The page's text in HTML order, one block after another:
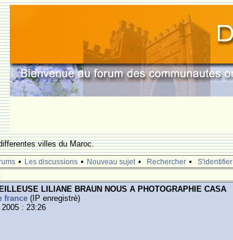
villes du Maroc.
• Les discussions • Nouveau sujet • Rechercher • S'identifier
LILIANE BRAUN NOUS A PHOTOGRAPHIE CASA
france (IP enregistrè)
: 23:26